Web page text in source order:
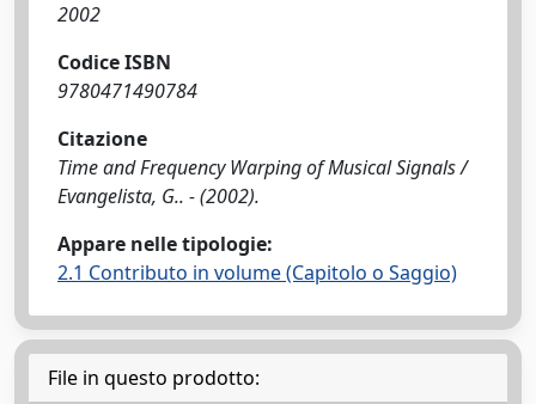
2002
Codice ISBN
9780471490784
Citazione
Time and Frequency Warping of Musical Signals /
Evangelista, G.. - (2002).
Appare nelle tipologie:
2.1 Contributo in volume (Capitolo o Saggio)
File in questo prodotto: